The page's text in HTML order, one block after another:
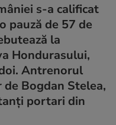
s-a calificat
pauză de 57 de
la
Hondurasului,
Antrenorul
Bogdan Stelea,
portari din